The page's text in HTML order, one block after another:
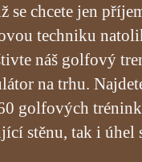
se chcete jen
techniku
náš golfový
na trhu.
golfových
stěnu, tak i úhel